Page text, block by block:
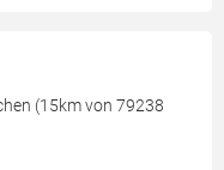
(15km von 79238